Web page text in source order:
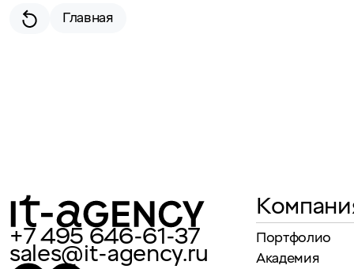
Главная
+7 495 646-61-37
sales@it-agency.ru
Портфолио
Академия